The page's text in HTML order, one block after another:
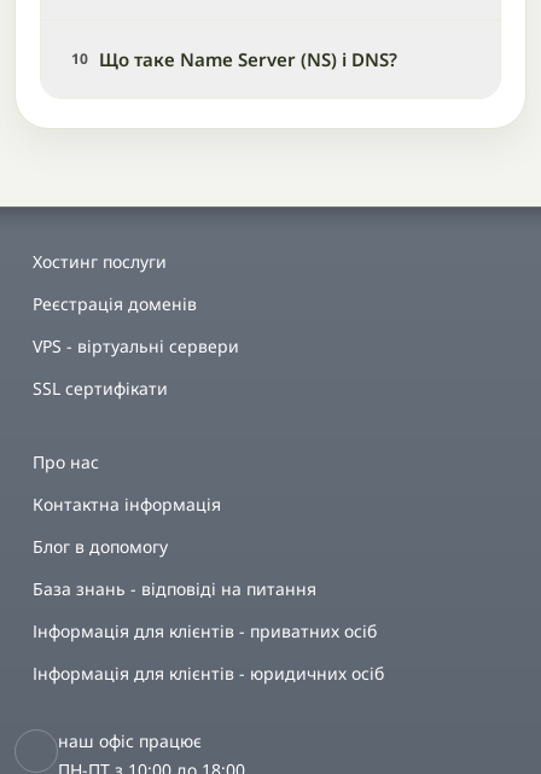
10 Що таке Name Server (NS) і DNS?
Хостинг послуги
Реєстрація доменів
VPS - віртуальні сервери
SSL сертифікати
Про нас
Контактна інформація
Блог в допомогу
База знань - відповіді на питання
Інформація для клієнтів - приватних осіб
Інформація для клієнтів - юридичних осіб
наш офіс працює